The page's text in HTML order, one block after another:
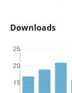
Downloads